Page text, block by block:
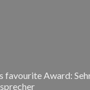
favourite Award: